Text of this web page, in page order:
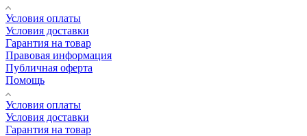
Условия оплаты
Условия доставки
Гарантия на товар
Правовая информация
Публичная оферта
Помощь
Условия оплаты
Условия доставки
Гарантия на товар